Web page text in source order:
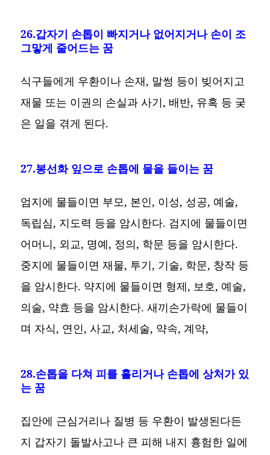
26.갑자기 손톱이 빠지거나 없어지거나 손이 조
그맣게 줄어드는 꿈
식구들에게 우환이나 손재, 말썽 등이 빚어지고
재물 또는 이권의 손실과 사기, 배반, 유혹 등 궂
은 일을 겪게 된다.
27.봉선화 잎으로 손톱에 물을 들이는 꿈
엄지에 물들이면 부모, 본인, 이성, 성공, 예술,
독립심, 지도력 등을 암시한다. 검지에 물들이면
어머니, 외교, 명예, 정의, 학문 등을 암시한다.
중지에 물들이면 재물, 투기, 기술, 학문, 창작 등
을 암시한다. 약지에 물들이면 형제, 보호, 예술,
의술, 약효 등을 암시한다. 새끼손가락에 물들이
며 자식, 연인, 사교, 처세술, 약속, 계약,
28.손톱을 다쳐 피를 흘리거나 손톱에 상처가 있
는 꿈
집안에 근심거리나 질병 등 우환이 발생된다든
지 갑자기 돌발사고나 큰 피해 내지 흉험한 일에